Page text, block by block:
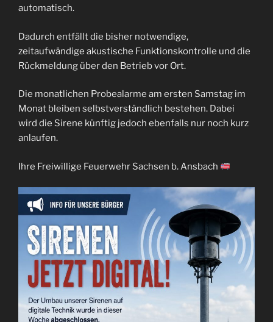
automatisch.
Dadurch entfällt die bisher notwendige,
zeitaufwändige akustische Funktionskontrolle und die
Rückmeldung über den Betrieb vor Ort.
Die monatlichen Probealarme am ersten Samstag im
Monat bleiben selbstverständlich bestehen. Dabei
wird die Sirene künftig jedoch ebenfalls nur noch kurz
anlaufen.
Ihre Freiwillige Feuerwehr Sachsen b. Ansbach